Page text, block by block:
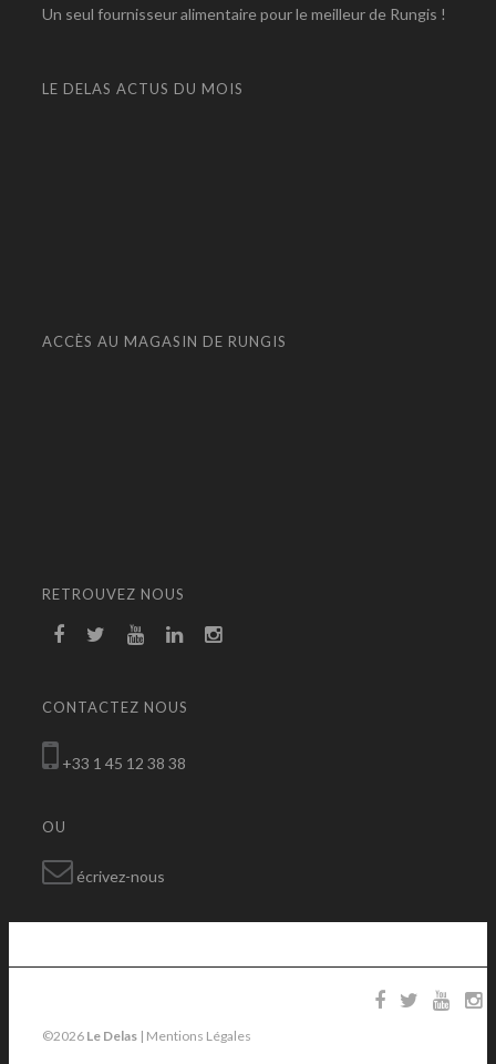
Un seul fournisseur alimentaire pour le meilleur de Rungis !
LE DELAS ACTUS DU MOIS
ACCÈS AU MAGASIN DE RUNGIS
RETROUVEZ NOUS
CONTACTEZ NOUS
+33 1 45 12 38 38
OU
écrivez-nous
©2026 Le Delas | Mentions Légales